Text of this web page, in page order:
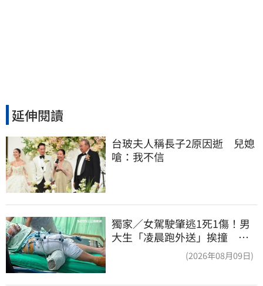
延伸閱讀
台玻夫人稱長子2原因逝　兒媳
嗆：我不信
獨家／女駕駛肇逃1死1傷！男
大生「凌晨跑外送」挨撞 媽
(2026年08月09日)